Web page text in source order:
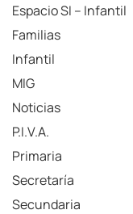
Espacio SI – Infantil
Familias
Infantil
MIG
Noticias
P.I.V.A.
Primaria
Secretaría
Secundaria